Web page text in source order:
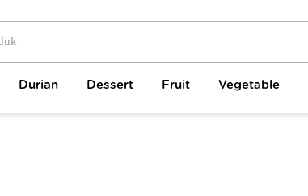
Durian Dessert Fruit Vegetable